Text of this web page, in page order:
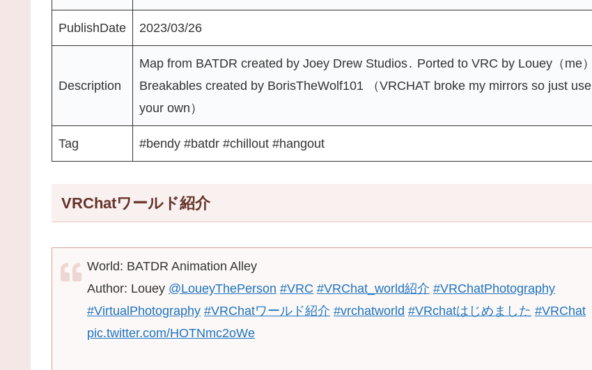
PublishDate 2023/03/26
Description
Map from BATDR created by Joey Drew Studios․ Ported to VRC by Louey（me）
Breakables created by BorisTheWolf101 （VRCHAT broke my mirrors so just use
your own）
Tag #bendy #batdr #chillout #hangout
VRChatワールド紹介
World: BATDR Animation Alley
Author: Louey @LoueyThePerson #VRC #VRChat_world紹介 #VRChatPhotography
#VirtualPhotography #VRChatワールド紹介 #vrchatworld #VRchatはじめました #VRChat
pic.twitter.com/HOTNmc2oWe